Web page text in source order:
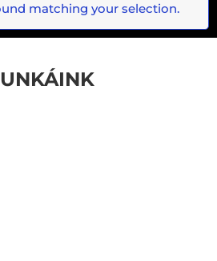
matching your selection.